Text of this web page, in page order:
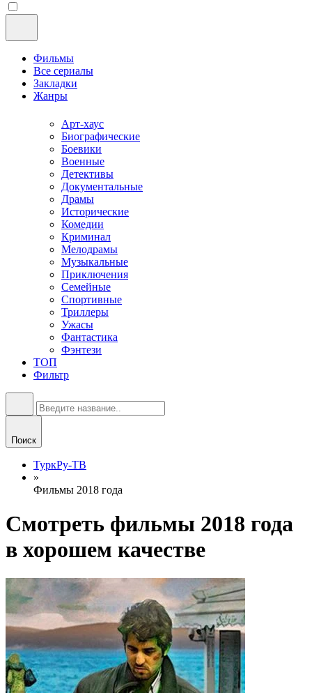
Фильмы
Все сериалы
Закладки
Жанры
Арт-хаус
Биографические
Боевики
Военные
Детективы
Документальные
Драмы
Исторические
Комедии
Криминал
Мелодрамы
Музыкальные
Приключения
Семейные
Спортивные
Триллеры
Ужасы
Фантастика
Фэнтези
ТОП
Фильтр
Поиск
ТуркРу-ТВ
»
Фильмы 2018 года
Смотреть фильмы 2018 года
в хорошем качестве